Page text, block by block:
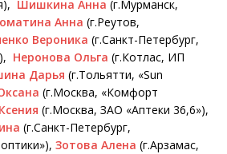
Шишкина Анна (г.Мурманск,
Анна (г.Реутов,
Вероника (г.Санкт-Петербург,
Неронова Ольга (г.Котлас, ИП
Дарья (г.Тольятти, «Sun
(г.Москва, «Комфорт
(г.Москва, ЗАО «Аптеки 36,6»),
(г.Санкт-Петербург,
Зотова Алена (г.Арзамас,